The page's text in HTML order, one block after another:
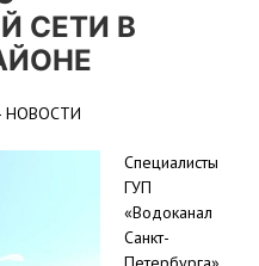
СЕТИ В
НОВОСТИ
Специалисты
ГУП
«Водоканал
Санкт-